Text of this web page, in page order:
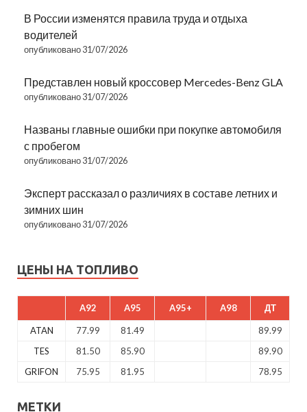
В России изменятся правила труда и отдыха
водителей
опубликовано 31/07/2026
Представлен новый кроссовер Mercedes-Benz GLA
опубликовано 31/07/2026
Названы главные ошибки при покупке автомобиля
с пробегом
опубликовано 31/07/2026
Эксперт рассказал о различиях в составе летних и
зимних шин
опубликовано 31/07/2026
ЦЕНЫ НА ТОПЛИВО
A92 A95 A95+ A98 ДТ
ATAN 77.99 81.49
89.99
TES
81.50 85.90
89.90
GRIFON
75.95 81.95 78.95
МЕТКИ